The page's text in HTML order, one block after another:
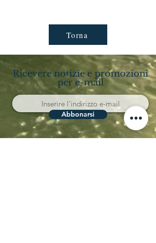
Torna
Ricevere notizie e promozioni
per e-mail
Abbonarsi